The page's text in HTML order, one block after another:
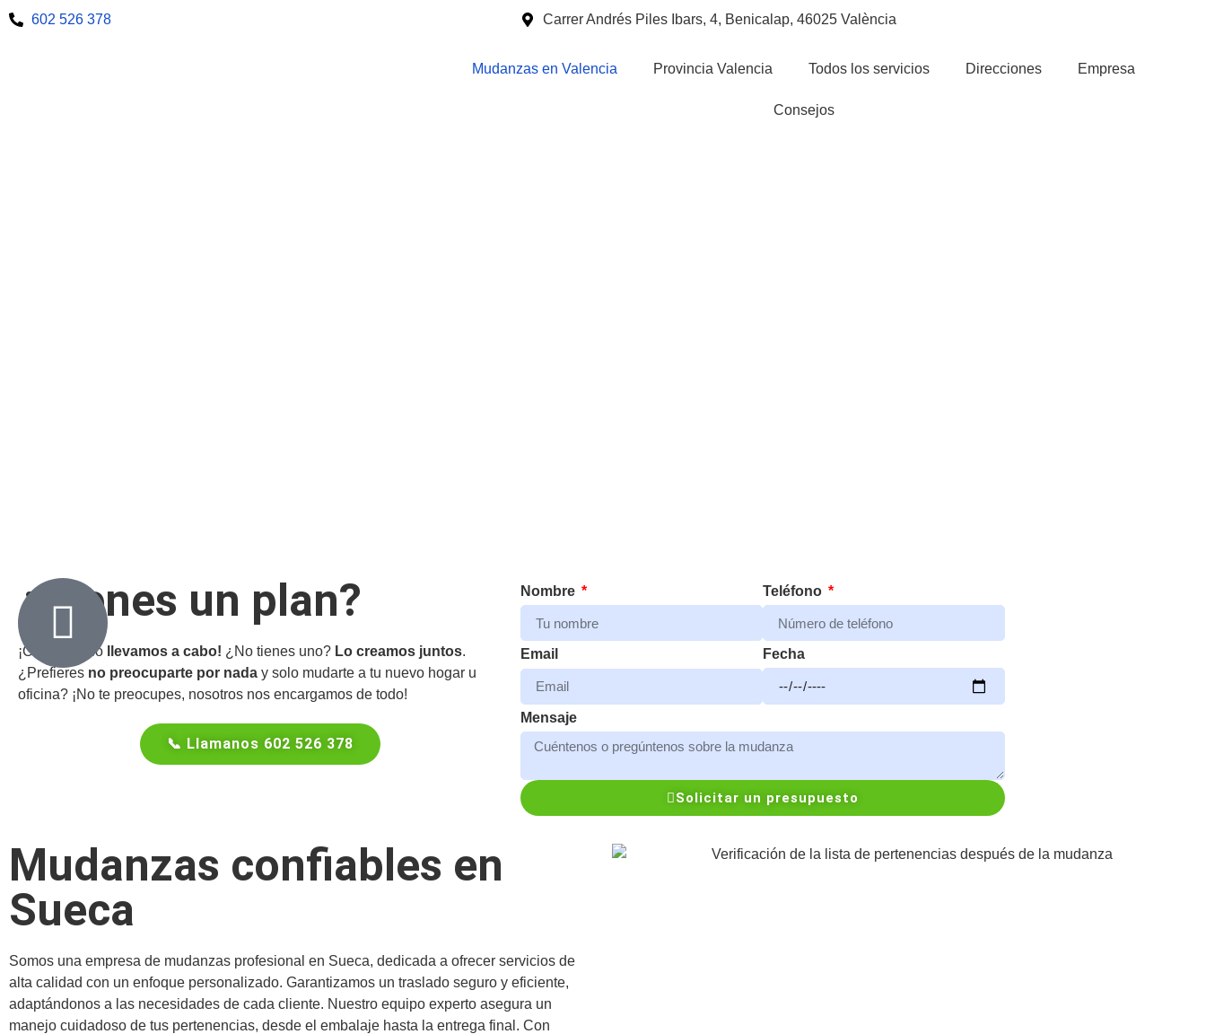
602 526 378 Carrer Andrés Piles Ibars, 4, Benicalap, 46025 València
Mudanzas en Valencia Provincia Valencia Todos los servicios Direcciones Empresa
Consejos
¿Tienes un plan?
¡Con gusto lo llevamos a cabo! ¿No tienes uno? Lo creamos juntos.
¿Prefieres no preocuparte por nada y solo mudarte a tu nuevo hogar u
oficina? ¡No te preocupes, nosotros nos encargamos de todo!
📞 Llamanos 602 526 378
Nombre Teléfono
Email Fecha
Mensaje
Solicitar un presupuesto
Mudanzas confiables en
Sueca
Somos una empresa de mudanzas profesional en Sueca, dedicada a ofrecer servicios de
alta calidad con un enfoque personalizado. Garantizamos un traslado seguro y eficiente,
adaptándonos a las necesidades de cada cliente. Nuestro equipo experto asegura un
manejo cuidadoso de tus pertenencias, desde el embalaje hasta la entrega final. Con